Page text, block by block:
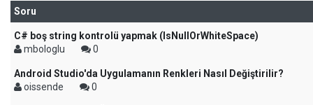
Soru
C# boş string kontrolü yapmak (IsNullOrWhiteSpace)
mbologlu
0
Android Studio'da Uygulamanın Renkleri Nasıl Değiştirilir?
oissende
0